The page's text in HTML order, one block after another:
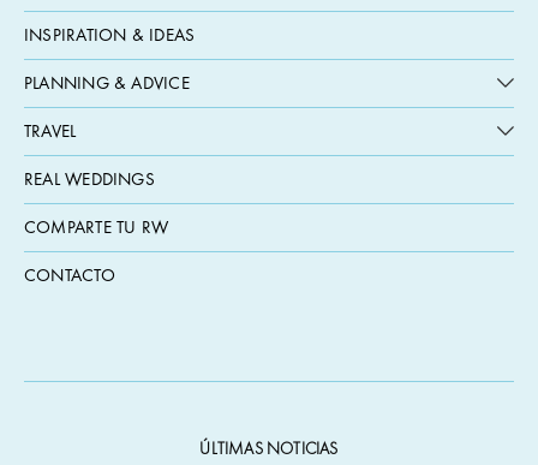
INSPIRATION & IDEAS
PLANNING & ADVICE
TRAVEL
REAL WEDDINGS
COMPARTE TU RW
CONTACTO
ÚLTIMAS NOTICIAS